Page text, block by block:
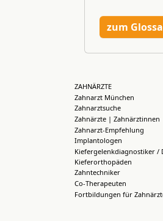
zum
ZAHNÄRZTE
Zahnarzt München
Zahnarztsuche
Zahnärzte | Zahnärztinnen
Zahnarzt-Empfehlung
Implantologen
Kiefergelenkdiagnostiker /
Kieferorthopäden
Zahntechniker
Co-Therapeuten
Fortbildungen für